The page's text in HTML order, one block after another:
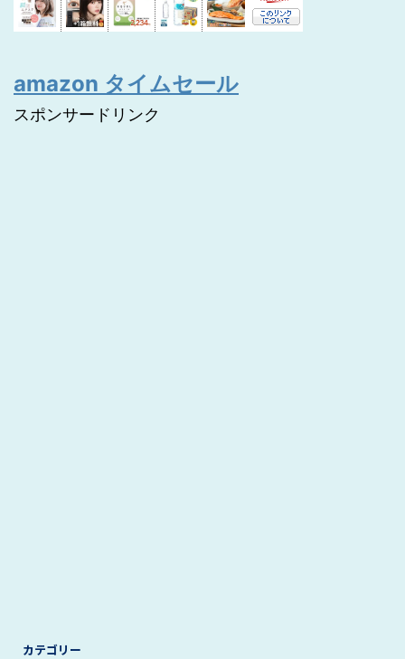
amazon タイムセール
スポンサードリンク
カテゴリー